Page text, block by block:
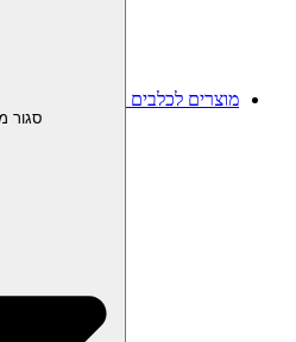
מוצרים לכלבים
סגור